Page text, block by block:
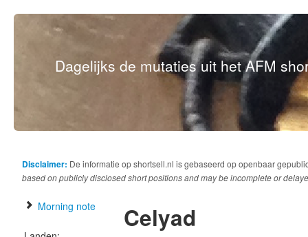
Dagelijks de mutaties uit het AFM
Disclaimer: De informatie op shortsell.nl is gebaseerd op openbaar
based on publicly disclosed short positions and may be incomplete or
Morning note Celyad